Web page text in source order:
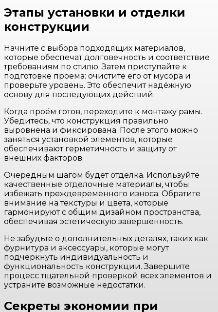
Этапы установки и отделки
конструкции
Начните с выбора подходящих материалов,
которые обеспечат долговечность и соответствие
требованиям по стилю. Затем приступайте к
подготовке проёма: очистите его от мусора и
проверьте уровень. Это обеспечит надёжную
основу для последующих действий.
Когда проём готов, переходите к монтажу рамы.
Убедитесь, что конструкция правильно
выровнена и фиксирована. После этого можно
заняться установкой элементов, которые
обеспечивают герметичность и защиту от
внешних факторов.
Очередным шагом будет отделка. Используйте
качественные отделочные материалы, чтобы
избежать преждевременного износа. Обратите
внимание на текстуры и цвета, которые
гармонируют с общим дизайном пространства,
обеспечивая эстетическую завершенность.
Не забудьте о дополнительных деталях, таких как
фурнитура и аксессуары, которые могут
подчеркнуть индивидуальность и
функциональность конструкции. Завершите
процесс тщательной проверкой всех элементов и
устраните возможные недостатки.
Секреты экономии при